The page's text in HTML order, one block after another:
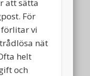
att sätta
För
vi
nät
helt
och